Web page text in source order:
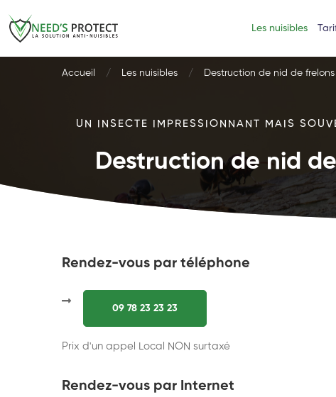
Les nuisibles
Accueil Les nuisibles Destruction de nid de
UN INSECTE IMPRESSIONNANT MAIS
Destruction de nid
Rendez-vous par téléphone
09 78 23 23 23
Prix d'un appel Local NON surtaxé
Rendez-vous par Internet